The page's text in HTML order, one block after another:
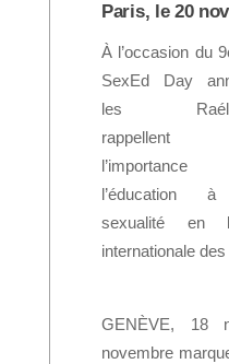
Paris, le 20
À l’occasion du
SexEd Day
les
rappellent
l’éducation
sexualité en
internationale des
GENÈVE, 18
novembre